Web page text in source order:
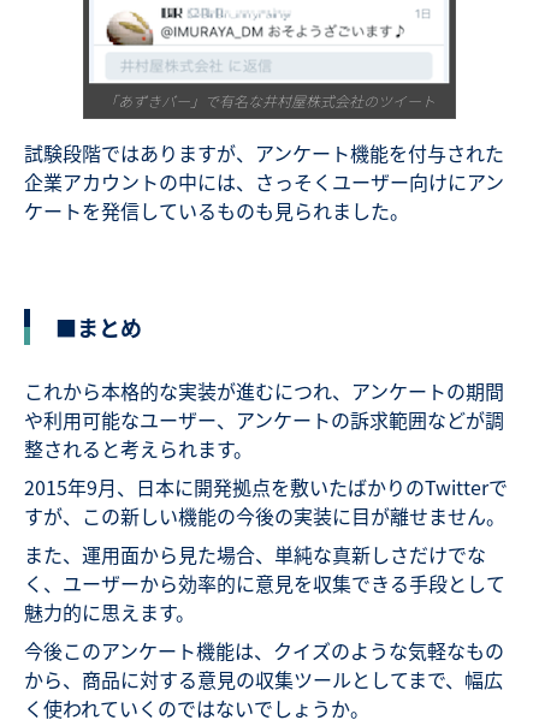
「あずきバー」で有名な井村屋株式会社のツイート
試験段階ではありますが、アンケート機能を付与された
企業アカウントの中には、さっそくユーザー向けにアン
ケートを発信しているものも見られました。
■まとめ
これから本格的な実装が進むにつれ、アンケートの期間
や利用可能なユーザー、アンケートの訴求範囲などが調
整されると考えられます。
2015年9月、日本に開発拠点を敷いたばかりのTwitterで
すが、この新しい機能の今後の実装に目が離せません。
また、運用面から見た場合、単純な真新しさだけでな
く、ユーザーから効率的に意見を収集できる手段として
魅力的に思えます。
今後このアンケート機能は、クイズのような気軽なもの
から、商品に対する意見の収集ツールとしてまで、幅広
く使われていくのではないでしょうか。